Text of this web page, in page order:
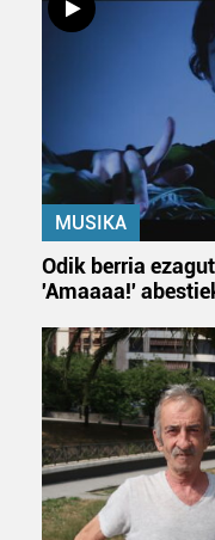
MUSIKA
Odik berria
'Amaaaa!'